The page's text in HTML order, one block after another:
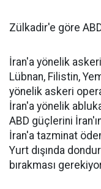
Zülkadir'e göre
İran'a yönelik
Lübnan, Filistin,
yönelik askeri
İran'a yönelik
ABD güçlerini
İran'a tazminat
Yurt dışında
bırakması